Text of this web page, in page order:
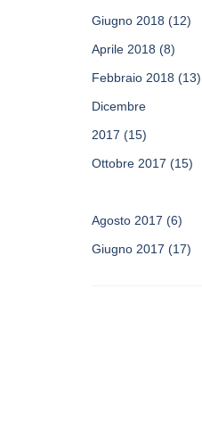
Giugno 2018 (12)
Aprile 2018 (8)
Febbraio 2018 (13)
Dicembre
2017 (15)
Ottobre 2017 (15)
Agosto 2017 (6)
Giugno 2017 (17)